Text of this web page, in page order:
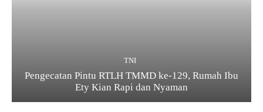
TNI
Pengecatan Pintu RTLH TMMD ke-129, Rumah Ibu
Ety Kian Rapi dan Nyaman